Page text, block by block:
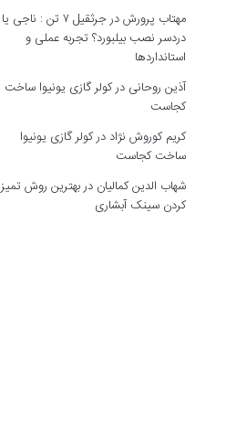
مهتاب پرورشدر
جرثقیل ۷ تن : ناجی یا
دردسر نصب بیلبورد؟ تجربه عملی و
استانداردها
آذین روحانی درکولر گازی یونیوا ساخت
کجاست
کریم کوروش نژاد درکولر گازی یونیوا
ساخت کجاست
شهاب الدین کمالیان دربهترین روش تمیز
کردن سینک آبشاری